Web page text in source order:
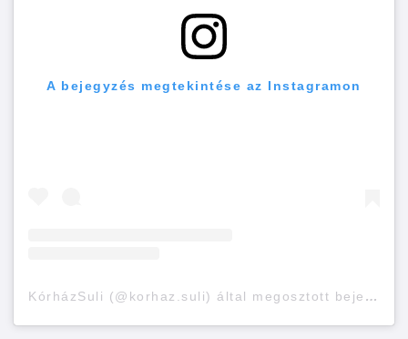
A bejegyzés megtekintése az Instagramon
KórházSuli (@korhaz.suli) által megosztott bejegyzés